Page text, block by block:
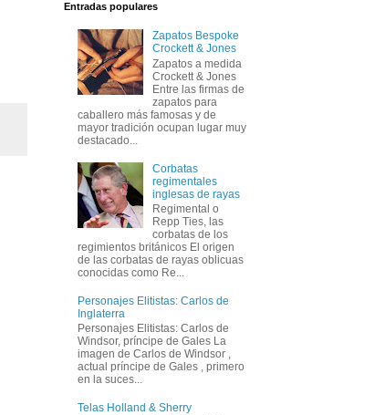
Entradas populares
Zapatos Bespoke
Crockett & Jones
Zapatos a medida
Crockett & Jones
Entre las firmas de
zapatos para
caballero más famosas y de
mayor tradición ocupan lugar muy
destacado...
Corbatas
regimentales
inglesas de rayas
Regimental o
Repp Ties, las
corbatas de los
regimientos británicos El origen
de las corbatas de rayas oblicuas
conocidas como Re...
Personajes Elitistas: Carlos de
Inglaterra
Personajes Elitistas: Carlos de
Windsor, príncipe de Gales La
imagen de Carlos de Windsor ,
actual príncipe de Gales , primero
en la suces...
Telas Holland & Sherry